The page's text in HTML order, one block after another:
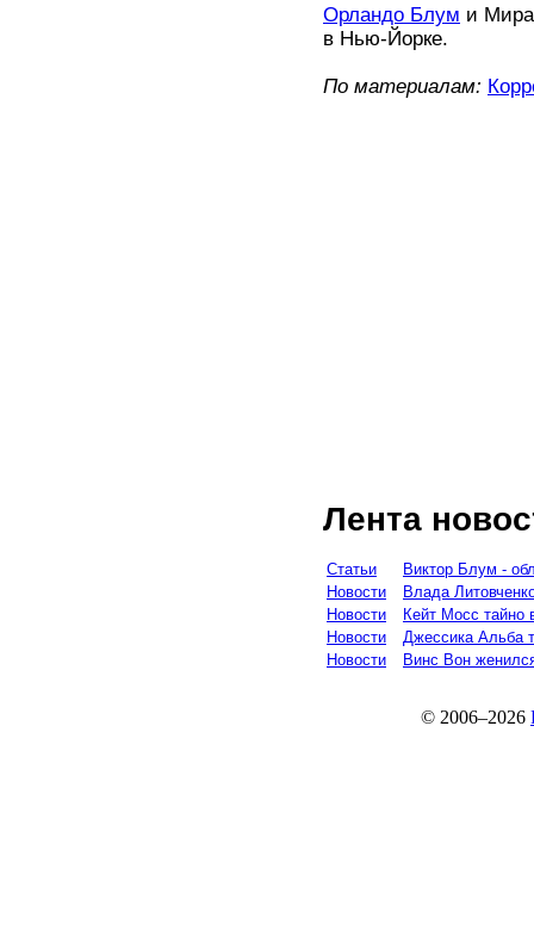
Орландо Блум и
в Нью-Йорке.
По материалам:
Лента
Статьи
Виктор Блум -
Новости
Влада
Новости
Кейт Мосс
Новости
Джессика Альба
Новости
Винс Вон
© 2006–2026